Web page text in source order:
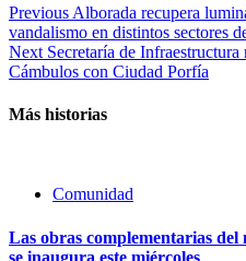
Continue
Reading
Previous Alborada recupera
vandalismo en distintos sectores
Next Secretaría de
Cámbulos con Ciudad Porfía
Más historias
Comunidad
Las obras complementarias
se inaugura este miércoles